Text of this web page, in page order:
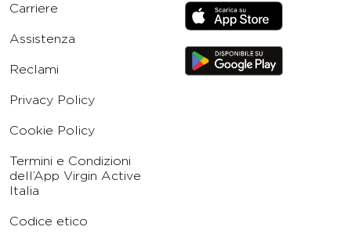
Carriere
Assistenza
Reclami
Privacy Policy
Cookie Policy
Termini e Condizioni
dell’App Virgin Active
Italia
Codice etico